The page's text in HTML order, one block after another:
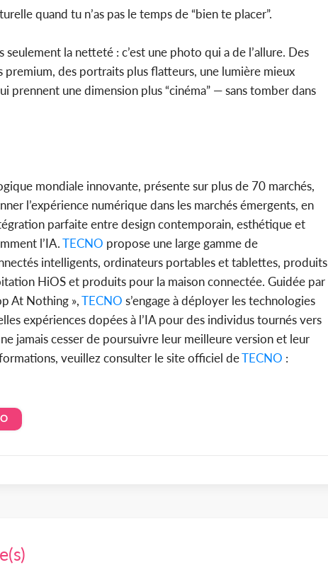
quand tu n’as pas le temps de “bien te placer”.
seulement la netteté : c’est une photo qui a de l’allure. Des
premium, des portraits plus flatteurs, une lumière mieux
prennent une dimension plus “cinéma” — sans tomber dans
mondiale innovante, présente sur plus de 70 marchés,
l’expérience numérique dans les marchés émergents, en
parfaite entre design contemporain, esthétique et
l’IA.TECNO propose une large gamme de
intelligents, ordinateurs portables et tablettes, produits
HiOS et produits pour la maison connectée. Guidée par
At Nothing »,TECNO s’engage à déployer les technologies
expériences dopées à l’IA pour des individus tournés vers
jamais cesser de poursuivre leur meilleure version et leur
veuillez consulter le site officiel deTECNO :